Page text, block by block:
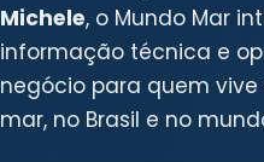
Michele, o Mundo Mar
informação técnica e
negócio para quem
mar, no Brasil e no